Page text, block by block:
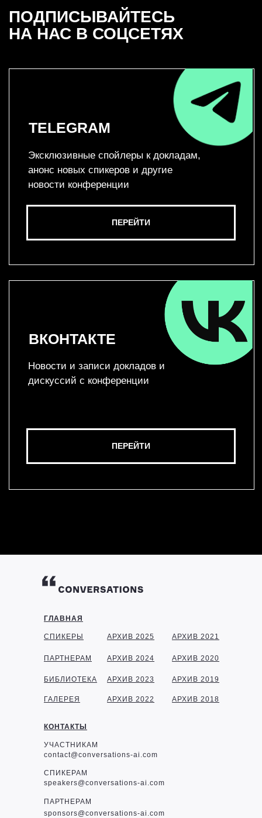
ГЛАВНАЯ
КОНТАКТЫ
СПИКЕРЫ
ПАРТНЕРАМ
БИБЛИОТЕКА
УЧАСТНИКАМ
contact@conversations-ai.com
СПИКЕРАМ
speakers@conversations-ai.com
ПАРТНЕРАМ
sponsors@conversations-ai.com
ГАЛЕРЕЯ
АРХИВ 2025
АРХИВ 2024
АРХИВ 2023
АРХИВ 2022
АРХИВ 2021
АРХИВ 2020
АРХИВ 2019
АРХИВ 2018